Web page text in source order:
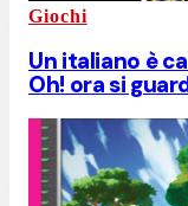
Giochi
Un italiano è
Oh! ora si